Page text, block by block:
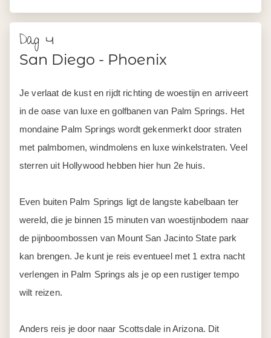
Dag 4
San Diego - Phoenix
Je verlaat de kust en rijdt richting de woestijn en arriveert
in de oase van luxe en golfbanen van Palm Springs. Het
mondaine Palm Springs wordt gekenmerkt door straten
met palmbomen, windmolens en luxe winkelstraten. Veel
sterren uit Hollywood hebben hier hun 2e huis.
Even buiten Palm Springs ligt de langste kabelbaan ter
wereld, die je binnen 15 minuten van woestijnbodem naar
de pijnboombossen van Mount San Jacinto State park
kan brengen. Je kunt je reis eventueel met 1 extra nacht
verlengen in Palm Springs als je op een rustiger tempo
wilt reizen.
Anders reis je door naar Scottsdale in Arizona. Dit